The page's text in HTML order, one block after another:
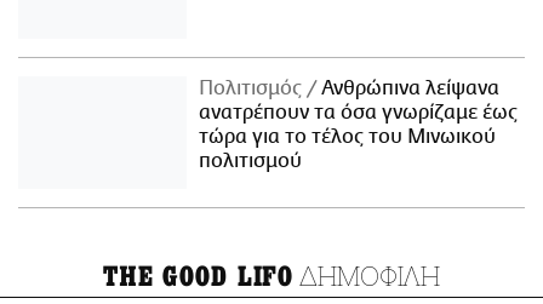
Πολιτισμός
Ανθρώπινα λείψανα
ανατρέπουν τα όσα γνωρίζαμε έως
τώρα για το τέλος του Μινωικού
πολιτισμού
THE GOOD LIFO ΔΗΜΟΦΙΛΗ